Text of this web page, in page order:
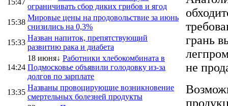
ограничивать сбор диких грибов и ягод
15:38
Мировые цены на продовольствие за июнь
снизились на 0,3%
15:33
Назван напиток, препятствующий
развитию рака и диабета
14:24
18 июня↓ Работники хлебокомбината в
Подмосковье объявили голодовку из-за
долгов по зарплате
13:35
Названы провоцирующие возникновение
смертельных болезней продукты
грань
не